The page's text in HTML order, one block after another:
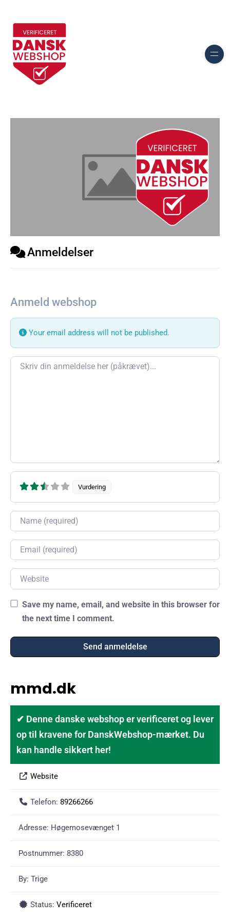
Anmeldelser
Anmeld webshop
Your email address will not be published.
Review text
Vurdering
Name
Email
Website
Save my name, email, and website in this browser for
the next time I comment.
mmd.dk
✔ Denne danske webshop er verificeret og lever
op til kravene for DanskWebshop-mærket. Du
kan handle sikkert her!
Website
Telefon: 89266266
Adresse: Høgemosevænget 1
Postnummer: 8380
By: Trige
Status: Verificeret